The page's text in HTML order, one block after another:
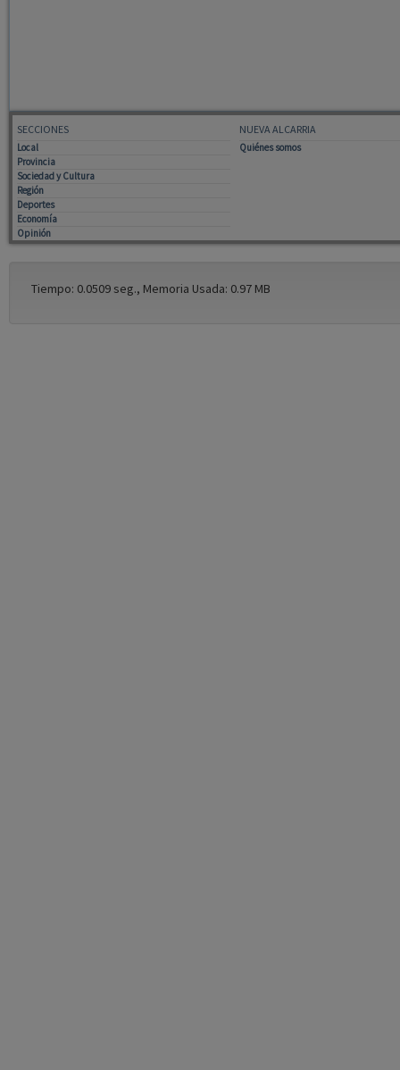
SECCIONES
Local
Provincia
Sociedad y Cultura
Región
Deportes
Economía
Opinión
NUEVA ALCARRIA
Quiénes somos
Tiempo: 0.0509 seg., Memoria Usada: 0.97 MB